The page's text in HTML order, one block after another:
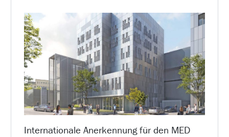
Internationale Anerkennung für den MED